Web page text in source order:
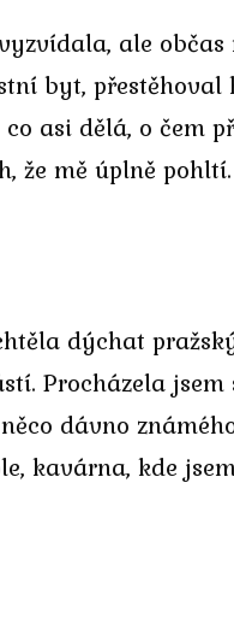
ale
byt, přestěhoval
asi dělá, o čem
že mě úplně pohltí.
dýchat
Procházela
dávno
kavárna, kde